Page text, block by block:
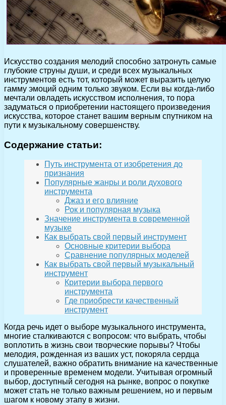
Искусство создания мелодий способно затронуть самые
глубокие струны души, и среди всех музыкальных
инструментов есть тот, который может выразить целую
гамму эмоций одним только звуком. Если вы когда-либо
мечтали овладеть искусством исполнения, то пора
задуматься о приобретении настоящего произведения
искусства, которое станет вашим верным спутником на
пути к музыкальному совершенству.
Содержание статьи:
Путь инструмента от изобретения до
признания
Популярные жанры и роли духового
инструмента
Джаз и его влияние
Рок и популярная музыка
Значение инструмента в современной
музыке
Как выбрать свой первый инструмент
Основные критерии выбора
Сравнение популярных моделей
Как выбрать свой первый музыкальный
инструмент
Критерии выбора первого
инструмента
Где приобрести качественный
инструмент
Когда речь идет о выборе музыкального инструмента,
многие сталкиваются с вопросом: что выбрать, чтобы
воплотить в жизнь свои творческие порывы? Чтобы
мелодия, рожденная из ваших уст, покоряла сердца
слушателей, важно обратить внимание на качественные
и проверенные временем модели. Учитывая огромный
выбор, доступный сегодня на рынке, вопрос о покупке
может стать не только важным решением, но и первым
шагом к новому этапу в жизни.